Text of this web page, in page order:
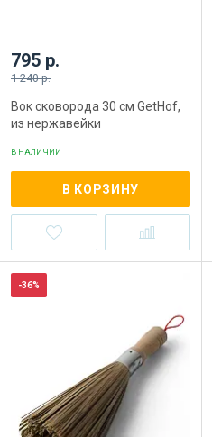
795 р.
1 240 р.
Вок сковорода 30 см GetHof,
из нержавейки
В НАЛИЧИИ
В КОРЗИНУ
-36%